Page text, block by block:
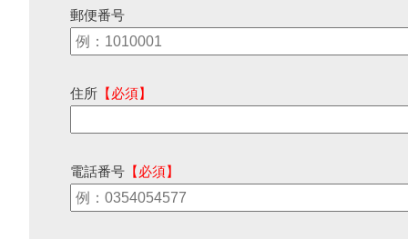
郵便番号
住所 【必須】
電話番号 【必須】